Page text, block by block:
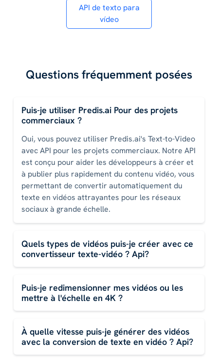
API de texto para
vídeo
Questions fréquemment posées
Puis-je utiliser Predis.ai Pour des projets
commerciaux ?
Oui, vous pouvez utiliser Predis.ai's Text-to-Video
avec API pour les projets commerciaux. Notre API
est conçu pour aider les développeurs à créer et
à publier plus rapidement du contenu vidéo, vous
permettant de convertir automatiquement du
texte en vidéos attrayantes pour les réseaux
sociaux à grande échelle.
Quels types de vidéos puis-je créer avec ce
convertisseur texte-vidéo ? Api?
Puis-je redimensionner mes vidéos ou les
mettre à l'échelle en 4K ?
À quelle vitesse puis-je générer des vidéos
avec la conversion de texte en vidéo ? Api?